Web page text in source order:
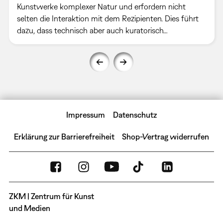
Kunstwerke komplexer Natur und erfordern nicht
selten die Interaktion mit dem Rezipienten. Dies führt
dazu, dass technisch aber auch kuratorisch…
Impressum Datenschutz
Erklärung zur Barrierefreiheit Shop-Vertrag widerrufen
ZKM | Zentrum für Kunst
und Medien